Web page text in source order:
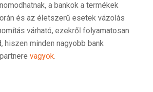
a bankok a termékek
és az életszerű esetek vázolás
várható, ezekről folyamatosan
hiszen minden nagyobb bank
vagyok.